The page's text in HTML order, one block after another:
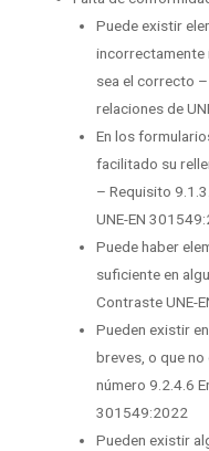
Puede existir
incorrectamente
sea el correcto
relaciones de
En los
facilitado su
– Requisito
UNE-EN
Puede haber
suficiente en
Contraste UNE-
Pueden existir
breves, o que
número 9.2.4.6
301549:2022
Pueden existir